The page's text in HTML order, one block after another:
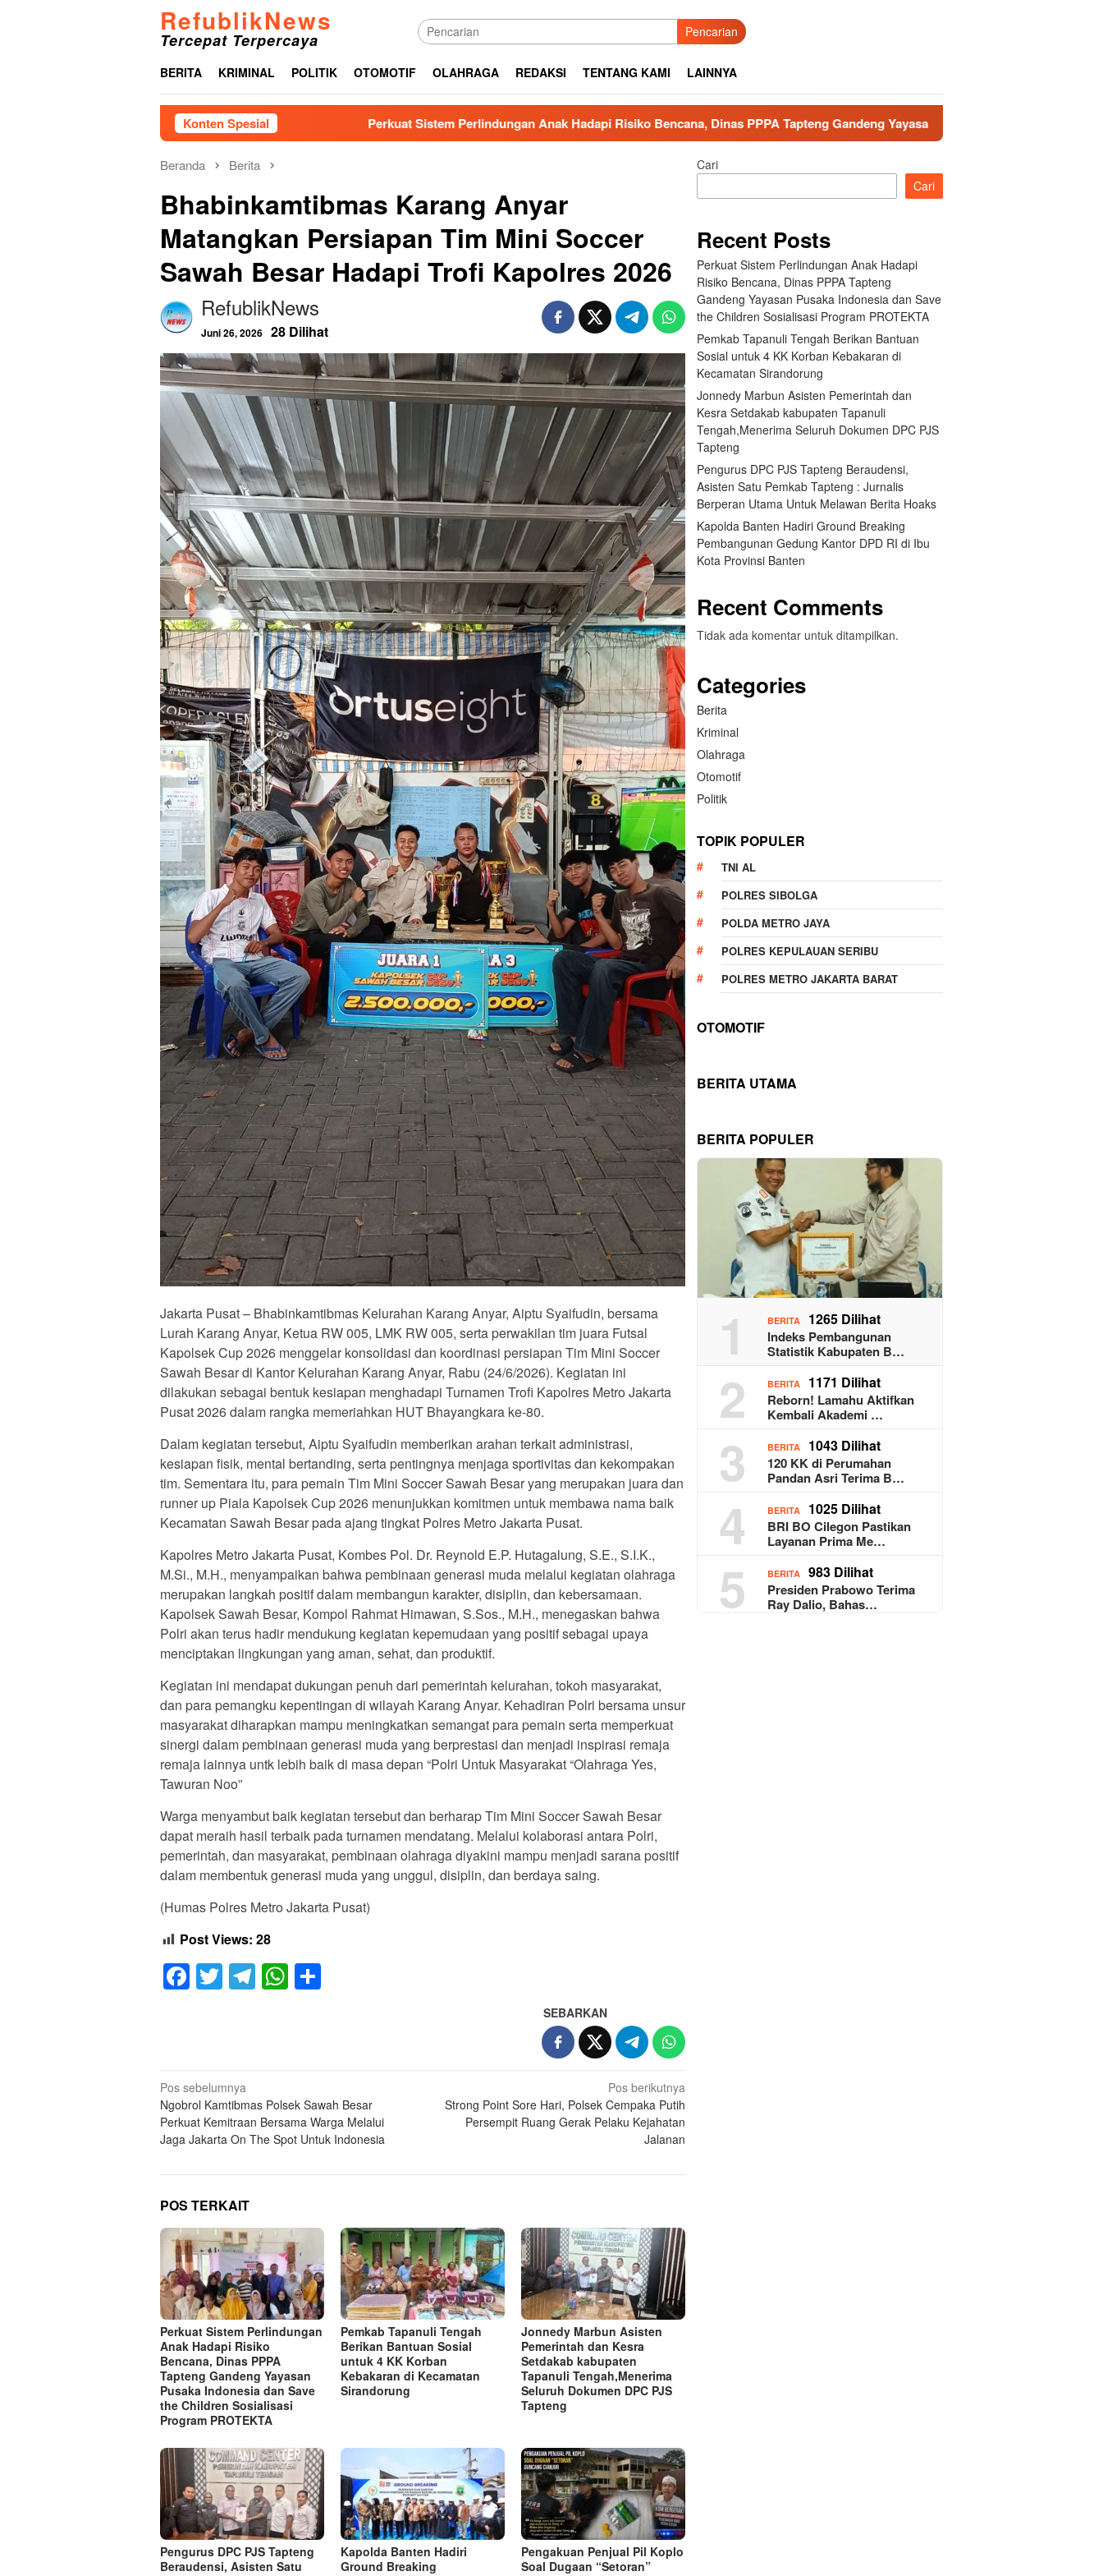
RefublikNews
Tercepat Terpercaya Pencarian
BERITA KRIMINAL POLITIK OTOMOTIF OLAHRAGA REDAKSI TENTANG KAMI LAINNYA
Konten SpesialPerkuat Sistem Perlindungan Anak Hadapi Risiko Bencana, Dinas PPPA Tapteng Gandeng Yayasan Pusaka Indonesia dan Save the Children Sosialisasi
Beranda Berita
Bhabinkamtibmas Karang Anyar
Matangkan Persiapan Tim Mini Soccer
Sawah Besar Hadapi Trofi Kapolres 2026
RefublikNews
Juni 26, 2026 28 Dilihat
Jakarta Pusat – Bhabinkamtibmas Kelurahan Karang Anyar, Aiptu Syaifudin, bersama
Lurah Karang Anyar, Ketua RW 005, LMK RW 005, serta perwakilan tim juara Futsal
Kapolsek Cup 2026 menggelar konsolidasi dan koordinasi persiapan Tim Mini Soccer
Sawah Besar di Kantor Kelurahan Karang Anyar, Rabu (24/6/2026). Kegiatan ini
dilakukan sebagai bentuk kesiapan menghadapi Turnamen Trofi Kapolres Metro Jakarta
Pusat 2026 dalam rangka memeriahkan HUT Bhayangkara ke-80.
Dalam kegiatan tersebut, Aiptu Syaifudin memberikan arahan terkait administrasi,
kesiapan fisik, mental bertanding, serta pentingnya menjaga sportivitas dan kekompakan
tim. Sementara itu, para pemain Tim Mini Soccer Sawah Besar yang merupakan juara dan
runner up Piala Kapolsek Cup 2026 menunjukkan komitmen untuk membawa nama baik
Kecamatan Sawah Besar pada ajang tingkat Polres Metro Jakarta Pusat.
Kapolres Metro Jakarta Pusat, Kombes Pol. Dr. Reynold E.P. Hutagalung, S.E., S.I.K.,
M.Si., M.H., menyampaikan bahwa pembinaan generasi muda melalui kegiatan olahraga
merupakan langkah positif dalam membangun karakter, disiplin, dan kebersamaan.
Kapolsek Sawah Besar, Kompol Rahmat Himawan, S.Sos., M.H., menegaskan bahwa
Polri akan terus hadir mendukung kegiatan kepemudaan yang positif sebagai upaya
menciptakan lingkungan yang aman, sehat, dan produktif.
Kegiatan ini mendapat dukungan penuh dari pemerintah kelurahan, tokoh masyarakat,
dan para pemangku kepentingan di wilayah Karang Anyar. Kehadiran Polri bersama unsur
masyarakat diharapkan mampu meningkatkan semangat para pemain serta memperkuat
sinergi dalam pembinaan generasi muda yang berprestasi dan menjadi inspirasi remaja
remaja lainnya untk lebih baik di masa depan “Polri Untuk Masyarakat “Olahraga Yes,
Tawuran Noo”
Warga menyambut baik kegiatan tersebut dan berharap Tim Mini Soccer Sawah Besar
dapat meraih hasil terbaik pada turnamen mendatang. Melalui kolaborasi antara Polri,
pemerintah, dan masyarakat, pembinaan olahraga diyakini mampu menjadi sarana positif
dalam membentuk generasi muda yang unggul, disiplin, dan berdaya saing.
(Humas Polres Metro Jakarta Pusat)
Post Views: 28
Facebook
Twitter
Telegram
WhatsApp
SEBARKAN
Navigasi
pos
Pos sebelumnya
Ngobrol Kamtibmas Polsek Sawah Besar
Perkuat Kemitraan Bersama Warga Melalui
Jaga Jakarta On The Spot Untuk Indonesia
Pos berikutnya
Strong Point Sore Hari, Polsek Cempaka Putih
Persempit Ruang Gerak Pelaku Kejahatan
Jalanan
POS TERKAIT
Perkuat Sistem Perlindungan
Anak Hadapi Risiko
Bencana, Dinas PPPA
Tapteng Gandeng Yayasan
Pusaka Indonesia dan Save
the Children Sosialisasi
Program PROTEKTA
Pemkab Tapanuli Tengah
Berikan Bantuan Sosial
untuk 4 KK Korban
Kebakaran di Kecamatan
Sirandorung
Jonnedy Marbun Asisten
Pemerintah dan Kesra
Setdakab kabupaten
Tapanuli Tengah,Menerima
Seluruh Dokumen DPC PJS
Tapteng
Pengurus DPC PJS Tapteng
Beraudensi, Asisten Satu
Kapolda Banten Hadiri
Ground Breaking
Pengakuan Penjual Pil Koplo
Soal Dugaan “Setoran”
Cari
Cari
Recent Posts
Perkuat Sistem Perlindungan Anak Hadapi
Risiko Bencana, Dinas PPPA Tapteng
Gandeng Yayasan Pusaka Indonesia dan Save
the Children Sosialisasi Program PROTEKTA
Pemkab Tapanuli Tengah Berikan Bantuan
Sosial untuk 4 KK Korban Kebakaran di
Kecamatan Sirandorung
Jonnedy Marbun Asisten Pemerintah dan
Kesra Setdakab kabupaten Tapanuli
Tengah,Menerima Seluruh Dokumen DPC PJS
Tapteng
Pengurus DPC PJS Tapteng Beraudensi,
Asisten Satu Pemkab Tapteng : Jurnalis
Berperan Utama Untuk Melawan Berita Hoaks
Kapolda Banten Hadiri Ground Breaking
Pembangunan Gedung Kantor DPD RI di Ibu
Kota Provinsi Banten
Recent Comments
Tidak ada komentar untuk ditampilkan.
Categories
Berita
Kriminal
Olahraga
Otomotif
Politik
TOPIK POPULER
TNI AL
POLRES SIBOLGA
POLDA METRO JAYA
POLRES KEPULAUAN SERIBU
POLRES METRO JAKARTA BARAT
OTOMOTIF
BERITA UTAMA
BERITA POPULER
1 BERITA 1265 Dilihat
Indeks Pembangunan
Statistik Kabupaten B…
2 BERITA 1171 Dilihat
Reborn! Lamahu Aktifkan
Kembali Akademi …
3 BERITA 1043 Dilihat
120 KK di Perumahan
Pandan Asri Terima B…
4 BERITA 1025 Dilihat
BRI BO Cilegon Pastikan
Layanan Prima Me…
5 BERITA 983 Dilihat
Presiden Prabowo Terima
Ray Dalio, Bahas…